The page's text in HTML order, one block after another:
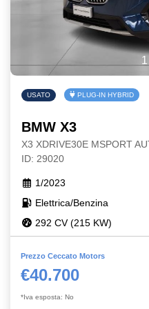
1
USATO PLUG-IN HYBRID
BMW X3
X3 XDRIVE30E MSPORT
ID: 29020
1/2023
Elettrica/Benzina
292 CV (215 KW)
Prezzo Ceccato Motors
€40.700
*Iva esposta: No